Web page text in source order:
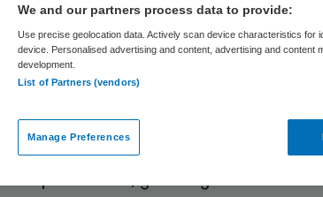
Skipr Redactie 24 januari 2025,
Het Europees Geneesmiddelenbureau
gebruik van X. Dat sociale medium is in
belangrijke bondgenoot van de
We and our partners process data to provide:
Use precise geolocation data. Actively scan device characteristics for
device. Personalised advertising and content, advertising and content
development.
List of Partners (vendors)
Manage Preferences